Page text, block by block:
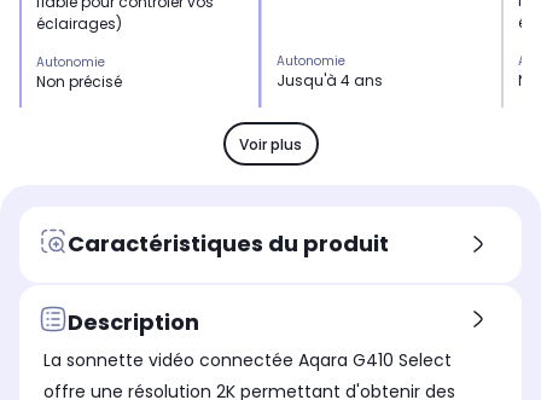
éclairages)
Autonomie
Non précisé
Fonctionne
Wifi
Non
Non
Autonomie
Jusqu'à 4 ans
Taille de l'écran
Non
Fonctionne
Bluetooth
Non
Voir plus
Caractéristiques du produit
Description
La sonnette vidéo connectée Aqara G410 Select
offre une résolution 2K permettant d'obtenir des